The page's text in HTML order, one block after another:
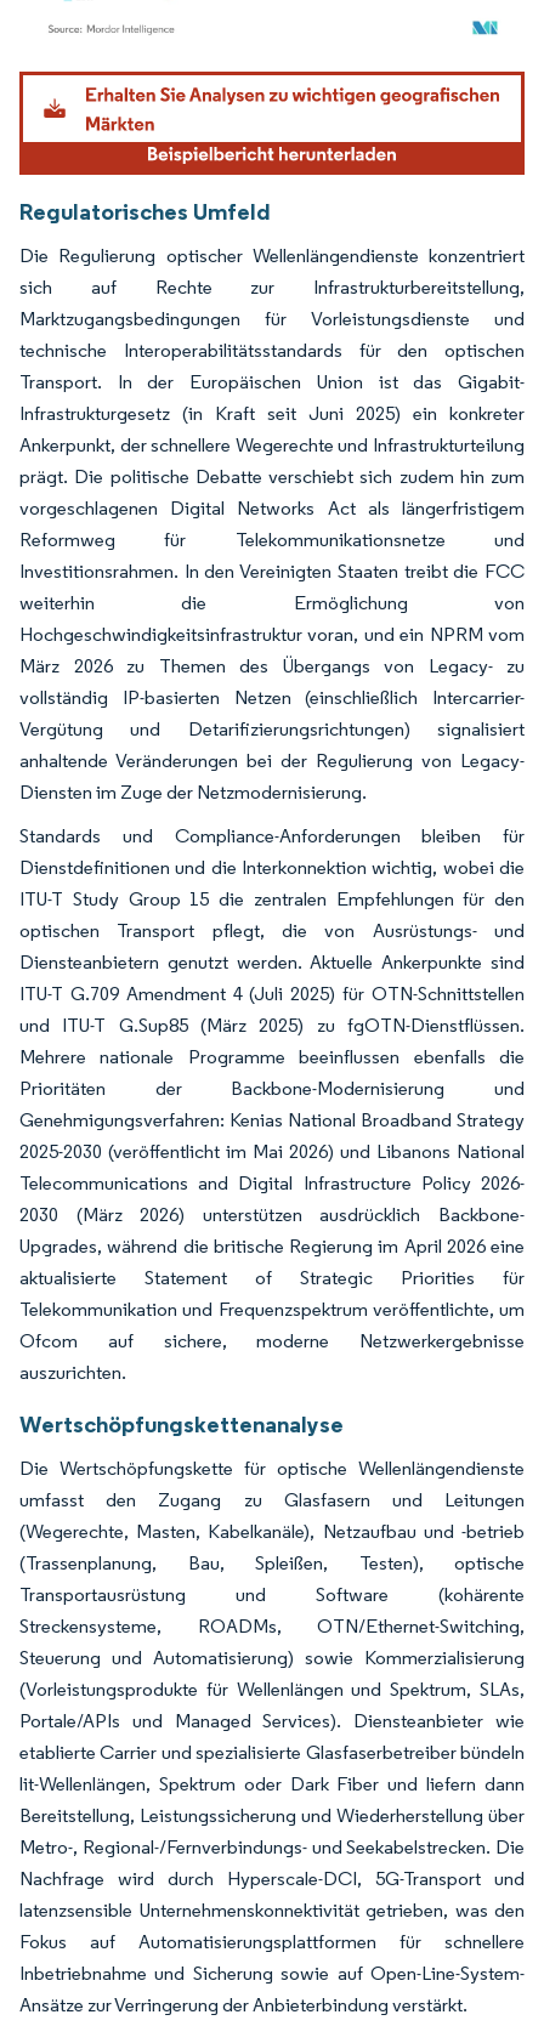
Bild © Mordor Intelligence. Wiederverwendung erfordert Namensnennung gemäß
Regulatorisches Umfeld
Die Regulierung optischer Wellenlängendienste konzentriert
sich auf Rechte zur Infrastrukturbereitstellung,
Marktzugangsbedingungen für Vorleistungsdienste und
technische Interoperabilitätsstandards für den optischen
Transport. In der Europäischen Union ist das Gigabit-
Infrastrukturgesetz (in Kraft seit Juni 2025) ein konkreter
Ankerpunkt, der schnellere Wegerechte und Infrastrukturteilung
prägt. Die politische Debatte verschiebt sich zudem hin zum
vorgeschlagenen Digital Networks Act als längerfristigem
Reformweg für Telekommunikationsnetze und
Investitionsrahmen. In den Vereinigten Staaten treibt die FCC
weiterhin die Ermöglichung von
Hochgeschwindigkeitsinfrastruktur voran, und ein NPRM vom
März 2026 zu Themen des Übergangs von Legacy- zu
vollständig IP-basierten Netzen (einschließlich Intercarrier-
Vergütung und Detarifizierungsrichtungen) signalisiert
anhaltende Veränderungen bei der Regulierung von Legacy-
Diensten im Zuge der Netzmodernisierung.
Standards und Compliance-Anforderungen bleiben für
Dienstdefinitionen und die Interkonnektion wichtig, wobei die
ITU-T Study Group 15 die zentralen Empfehlungen für den
optischen Transport pflegt, die von Ausrüstungs- und
Diensteanbietern genutzt werden. Aktuelle Ankerpunkte sind
ITU-T G.709 Amendment 4 (Juli 2025) für OTN-Schnittstellen
und ITU-T G.Sup85 (März 2025) zu fgOTN-Dienstflüssen.
Mehrere nationale Programme beeinflussen ebenfalls die
Prioritäten der Backbone-Modernisierung und
Genehmigungsverfahren: Kenias National Broadband Strategy
2025-2030 (veröffentlicht im Mai 2026) und Libanons National
Telecommunications and Digital Infrastructure Policy 2026-
2030 (März 2026) unterstützen ausdrücklich Backbone-
Upgrades, während die britische Regierung im April 2026 eine
aktualisierte Statement of Strategic Priorities für
Telekommunikation und Frequenzspektrum veröffentlichte, um
Ofcom auf sichere, moderne Netzwerkergebnisse
auszurichten.
Wertschöpfungskettenanalyse
Die Wertschöpfungskette für optische Wellenlängendienste
umfasst den Zugang zu Glasfasern und Leitungen
(Wegerechte, Masten, Kabelkanäle), Netzaufbau und -betrieb
(Trassenplanung, Bau, Spleißen, Testen), optische
Transportausrüstung und Software (kohärente
Streckensysteme, ROADMs, OTN/Ethernet-Switching,
Steuerung und Automatisierung) sowie Kommerzialisierung
(Vorleistungsprodukte für Wellenlängen und Spektrum, SLAs,
Portale/APIs und Managed Services). Diensteanbieter wie
etablierte Carrier und spezialisierte Glasfaserbetreiber bündeln
lit-Wellenlängen, Spektrum oder Dark Fiber und liefern dann
Bereitstellung, Leistungssicherung und Wiederherstellung über
Metro-, Regional-/Fernverbindungs- und Seekabelstrecken. Die
Nachfrage wird durch Hyperscale-DCI, 5G-Transport und
latenzsensible Unternehmenskonnektivität getrieben, was den
Fokus auf Automatisierungsplattformen für schnellere
Inbetriebnahme und Sicherung sowie auf Open-Line-System-
Ansätze zur Verringerung der Anbieterbindung verstärkt.